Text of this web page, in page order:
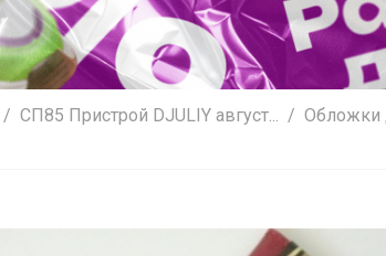
СП85 Пристрой DJULIY август... Обложки